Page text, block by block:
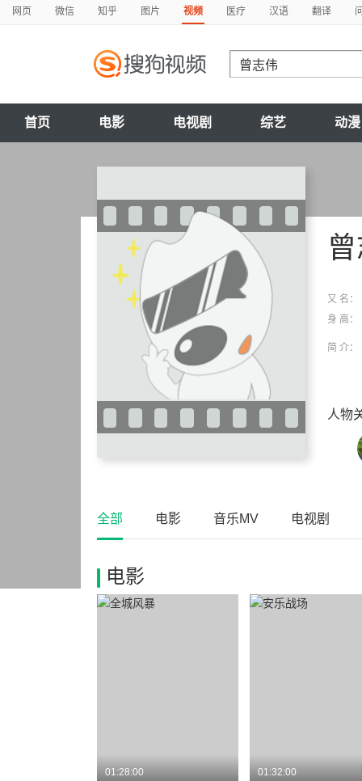
网页 微信 知乎 图片 视频 医疗 汉语 翻译
首页 电影 电视剧 综艺 动漫
又 名：
身 高：
简 介：
人物
全部 电影 音乐MV 电视剧
电影
01:28:00 01:32:00